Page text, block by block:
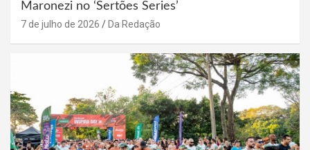
Maronezi no ‘Sertões Series’
7 de julho de 2026 Da Redação